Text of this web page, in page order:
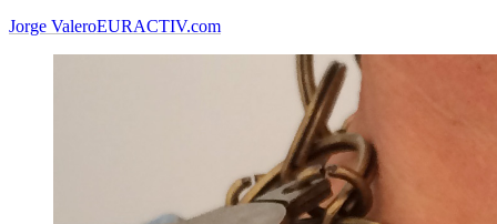
Jorge ValeroEURACTIV.com